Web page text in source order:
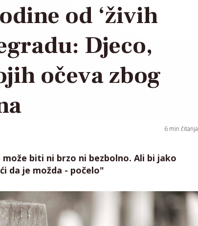
od ‘živih
Djeco,
očeva zbog
6 min čitanja
biti ni brzo ni bezbolno. Ali bi jako
da je možda - počelo"